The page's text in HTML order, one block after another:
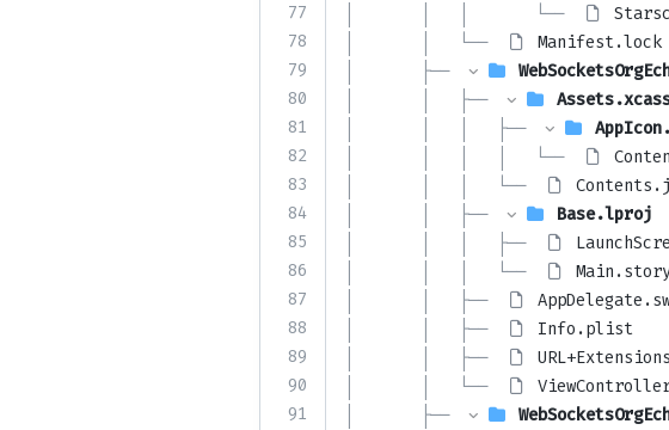
77
78
79
80
81
82
83
84
85
86
87
88
89
90
91
│       │   │       └──
│       │   └──
Manifest.lock
│       ├──
│       │   ├──
│       │   │   ├──
│       │   │   │   └──
│       │   │   └──
│       │   ├──
Base.lproj
│       │   │   ├──
│       │   │   └──
│       │   ├──
│       │   ├──
Info.plist
│       │   ├──
│       │   └──
│       ├──